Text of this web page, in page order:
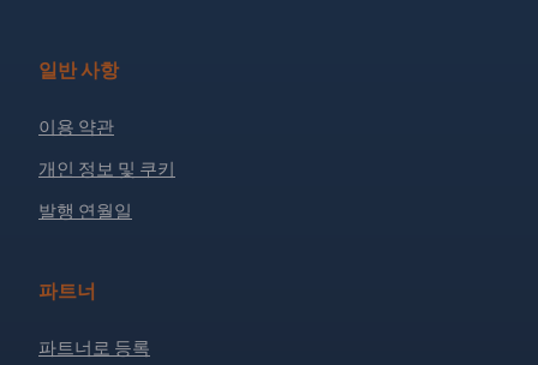
일반 사항
이용 약관
개인 정보 및 쿠키
발행 연월일
파트너
파트너로 등록